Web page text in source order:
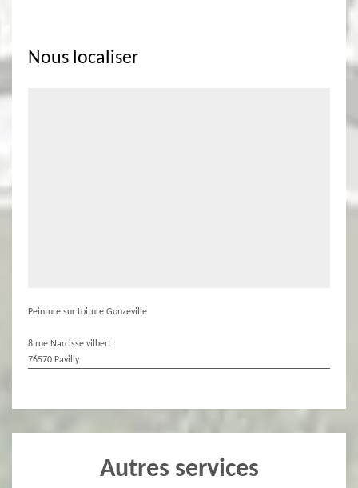
Nous localiser
Peinture sur toiture Gonzeville
8 rue Narcisse vilbert
76570 Pavilly
Autres services